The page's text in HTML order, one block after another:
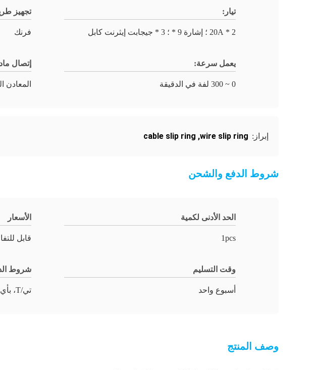
تيار:
2 * 20A ؛ إشارة 9 * ؛ 3 * جيجابت إيثرنت كابل
تجهيز
فرنك
يعمل سرعة:
0 ~ 300 لفة في الدقيقة
إتصال
المعادن
إبراز: wire slip ring
,
cable slip ring
شروط الدفع والشحن
الحد الأدنى لكمية
1pcs
الأسعار
قابل
وقت التسليم
أسبوع واحد
شروط
تي/T، بأي بال، مؤسسة ويسترن يونيون
وصف المنتج